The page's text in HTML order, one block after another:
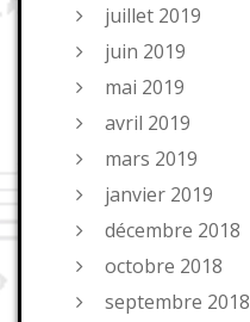
juillet 2019
juin 2019
mai 2019
avril 2019
mars 2019
janvier 2019
décembre 2018
octobre 2018
septembre 2018